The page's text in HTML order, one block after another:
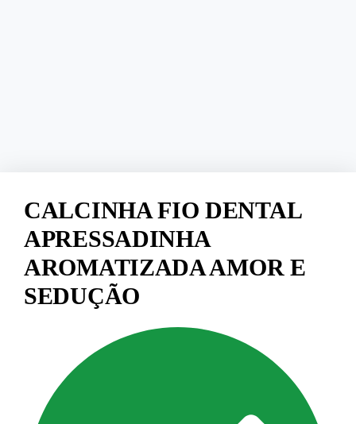
CALCINHA FIO DENTAL
APRESSADINHA
AROMATIZADA AMOR E
SEDUÇÃO